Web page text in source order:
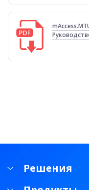
Решения